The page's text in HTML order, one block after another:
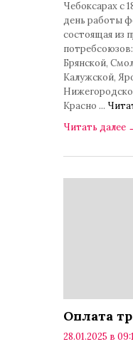
Чебоксарах с
день работы
состоящая из
Брянской,
Калужской,
Красно ...
Читать далее
Оплата
28.01.2025 в